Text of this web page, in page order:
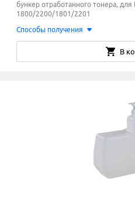
бункер отработанного тонера, для
1800/2200/1801/2201
Способы получения
В